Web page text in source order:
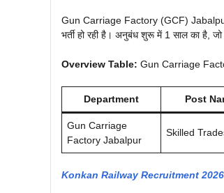
Gun Carriage Factory (GCF)
भर्ती हो रही है। अनुबंध शुरू में 1 साल का है,
Overview Table: Gun Carriage
Department Post
Gun Carriage
Factory Jabalpur
Skilled
Konkan Railway Recruitment